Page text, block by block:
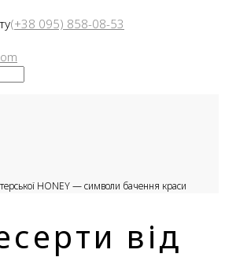
(+38 095) 858-08-53
HONEY — символи бачення краси
від